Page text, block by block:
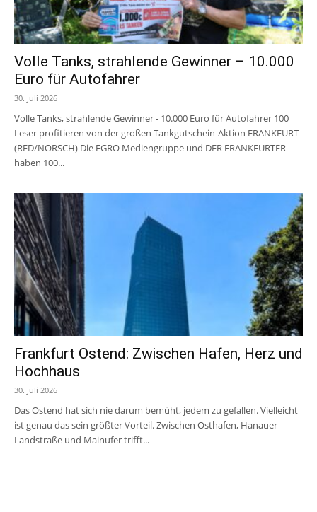
Volle Tanks, strahlende Gewinner – 10.000
Euro für Autofahrer
30. Juli 2026
Volle Tanks, strahlende Gewinner - 10.000 Euro für Autofahrer 100
Leser profitieren von der großen Tankgutschein-Aktion FRANKFURT
(RED/NORSCH) Die EGRO Mediengruppe und DER FRANKFURTER
haben 100...
Frankfurt Ostend: Zwischen Hafen, Herz und
Hochhaus
30. Juli 2026
Das Ostend hat sich nie darum bemüht, jedem zu gefallen. Vielleicht
ist genau das sein größter Vorteil. Zwischen Osthafen, Hanauer
Landstraße und Mainufer trifft...